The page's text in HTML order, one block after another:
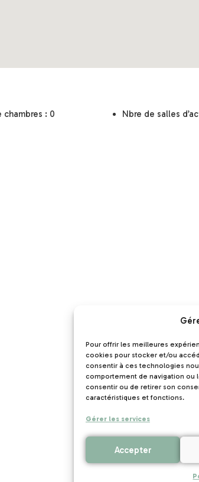
Pour offrir les meilleures
cookies pour stocker et/ou
consentir à ces technologies
comportement de navigation ou
consentir ou de retirer son
caractéristiques et fonctions.
Gérer les services
Accepter
chambres : 0
Nbre de salles